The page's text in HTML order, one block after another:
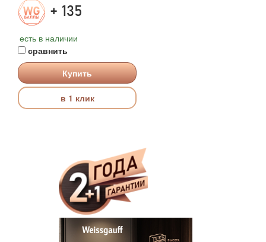
+ 135
есть в наличии
сравнить
Купить
в 1 клик